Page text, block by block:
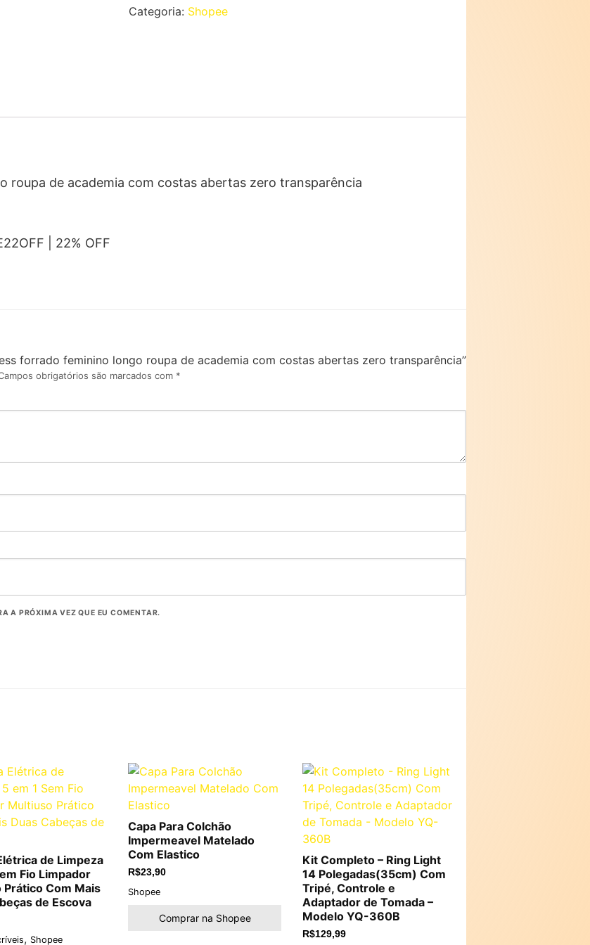
Categoria: Shopee
roupa de academia com costas abertas zero transparência
| 22% OFF
forrado feminino longo roupa de academia com costas abertas zero transparência”
obrigatórios são marcados com *
A PRÓXIMA VEZ QUE EU COMENTAR.
de Limpeza
Fio Limpador
Prático Com Mais
de Escova
, Shopee
Capa Para Colchão
Impermeavel Matelado
Com Elastico
R$23,90
Shopee
Comprar na Shopee
Kit Completo – Ring Light
14 Polegadas(35cm) Com
Tripé, Controle e
Adaptador de Tomada –
Modelo YQ-360B
R$129,99